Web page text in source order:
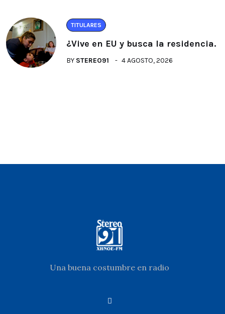
TITULARES
¿Vive en EU y busca la residencia.
BY STEREO91 4 AGOSTO, 2026
Una buena costumbre en radio